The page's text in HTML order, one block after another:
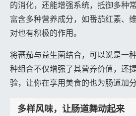
的消化，还能增强系统，抵御多种
富含多种营养成分，如番茄红素、
对也有积极的作用。
将蕃茄与益生菌结合，可以说是一
种组合不仅增强了其营养价值，还
验，让你在享用美食的也为肠道加分
多样风味，让肠道舞动起来